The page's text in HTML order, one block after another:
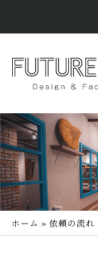
ホーム » 依頼の流れ